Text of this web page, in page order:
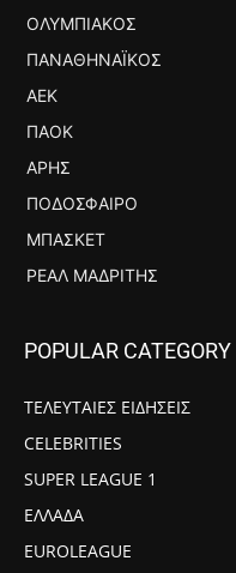
ΟΛΥΜΠΙΑΚΌΣ
ΠΑΝΑΘΗΝΑΪΚΌΣ
ΑΕΚ
ΠΑΟΚ
ΆΡΗΣ
ΠΟΔΌΣΦΑΙΡΟ
ΜΠΆΣΚΕΤ
ΡΕΆΛ ΜΑΔΡΊΤΗΣ
POPULAR CATEGORY
ΤΕΛΕΥΤΑΙΕΣ ΕΙΔΗΣΕΙΣ
CELEBRITIES
SUPER LEAGUE 1
ΕΛΛΑΔΑ
EUROLEAGUE